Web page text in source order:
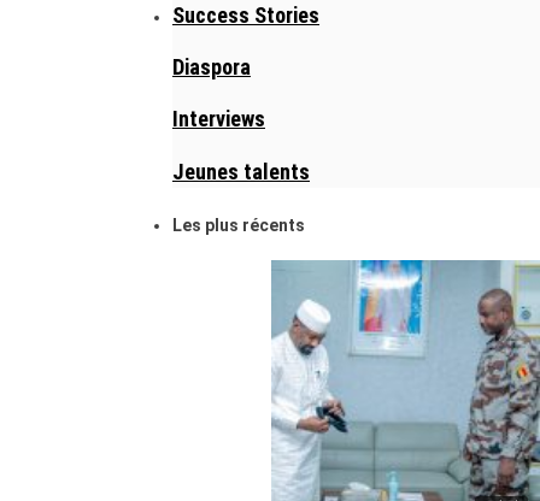
Success Stories
Diaspora
Interviews
Jeunes talents
Les plus récents